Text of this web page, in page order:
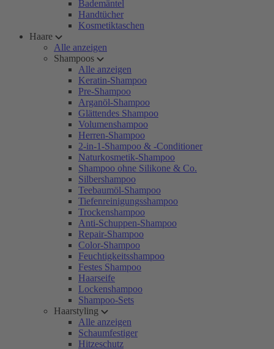
Bademäntel
Handtücher
Kosmetiktaschen
Haare
Alle anzeigen
Shampoos
Alle anzeigen
Keratin-Shampoo
Pre-Shampoo
Arganöl-Shampoo
Glättendes Shampoo
Volumenshampoo
Herren-Shampoo
2-in-1-Shampoo & -Conditioner
Naturkosmetik-Shampoo
Shampoo ohne Silikone & Co.
Silbershampoo
Teebaumöl-Shampoo
Tiefenreinigungsshampoo
Trockenshampoo
Anti-Schuppen-Shampoo
Repair-Shampoo
Color-Shampoo
Feuchtigkeitsshampoo
Festes Shampoo
Haarseife
Lockenshampoo
Shampoo-Sets
Haarstyling
Alle anzeigen
Schaumfestiger
Hitzeschutz